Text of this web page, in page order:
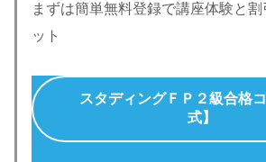
まずは簡単無料登録で講座体験と
ット
スタディングＦＰ２級合格
式】